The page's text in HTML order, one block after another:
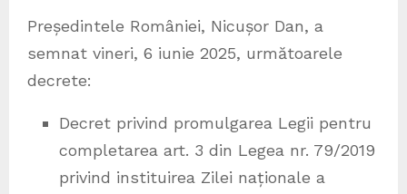
Președintele României, Nicușor Dan, a
semnat vineri, 6 iunie 2025, următoarele
decrete:
Decret privind promulgarea Legii pentru
completarea art. 3 din Legea nr. 79/2019
privind instituirea Zilei naționale a